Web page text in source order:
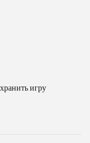
игру